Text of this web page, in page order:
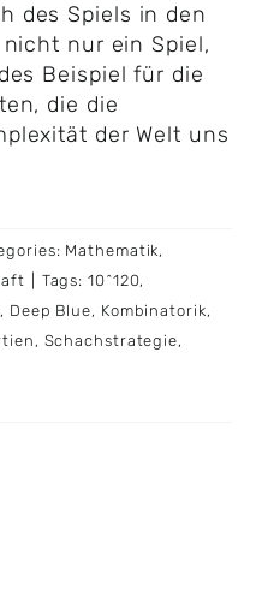
des Spiels in den
nur ein Spiel,
Beispiel für die
die die
der Welt uns
Mathematik,
Tags:10^120,
, Deep Blue, Kombinatorik,
, Schachstrategie,